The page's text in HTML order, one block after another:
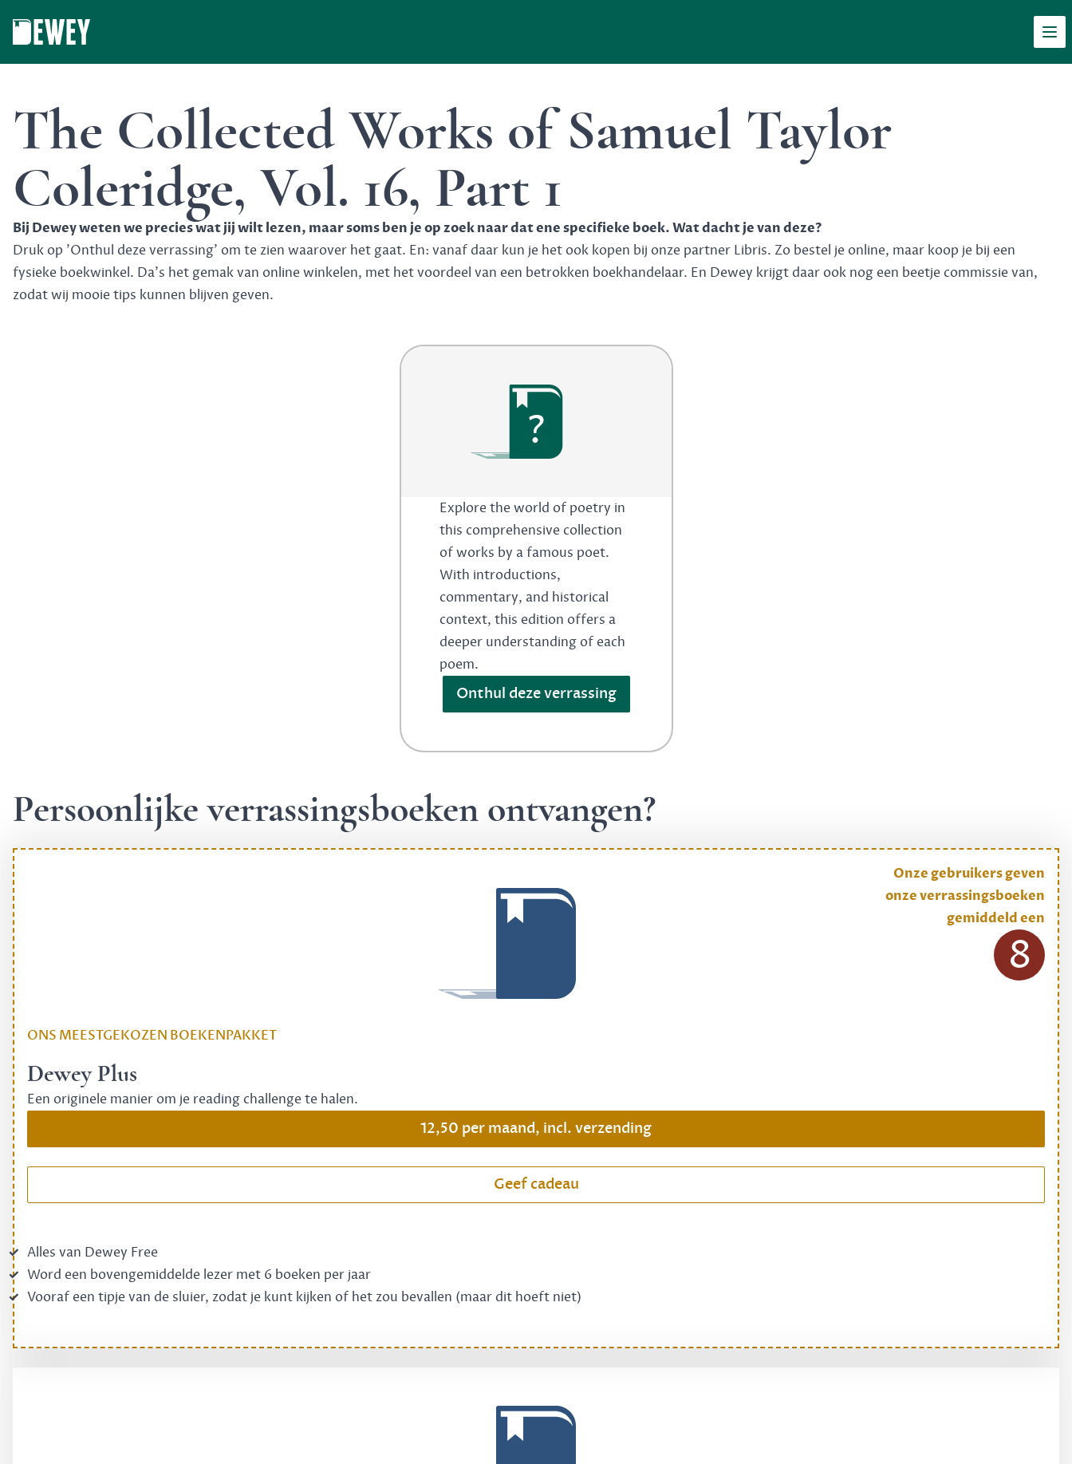
The Collected Works of Samuel Taylor
Coleridge, Vol. 16, Part 1
Bij Dewey weten we precies wat jij wilt lezen, maar soms ben je op zoek naar dat ene specifieke boek. Wat dacht je van deze?
Druk op 'Onthul deze verrassing' om te zien waarover het gaat. En: vanaf daar kun je het ook kopen bij onze partner Libris. Zo bestel je online, maar koop je bij een
fysieke boekwinkel. Da's het gemak van online winkelen, met het voordeel van een betrokken boekhandelaar. En Dewey krijgt daar ook nog een beetje commissie van,
zodat wij mooie tips kunnen blijven geven.
?
Explore the world of poetry in
this comprehensive collection
of works by a famous poet.
With introductions,
commentary, and historical
context, this edition offers a
deeper understanding of each
poem.
Onthul deze verrassing
Persoonlijke verrassingsboeken ontvangen?
ONS MEESTGEKOZEN BOEKENPAKKET
Dewey Plus
Een originele manier om je reading challenge te halen.
12,50 per maand, incl. verzending
Geef cadeau
Alles van Dewey Free
Word een bovengemiddelde lezer met 6 boeken per jaar
Vooraf een tipje van de sluier, zodat je kunt kijken of het zou bevallen (maar dit hoeft niet)
Onze gebruikers geven
onze verrassingsboeken
gemiddeld een
8